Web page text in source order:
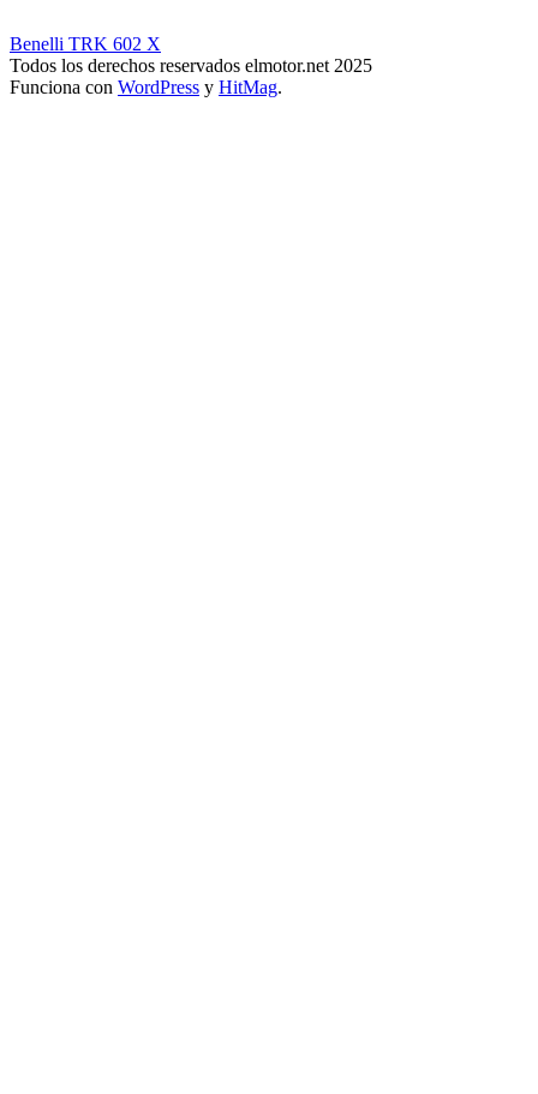
Benelli TRK 602 X
Todos los derechos reservados elmotor.net 2025
Funciona con WordPress y HitMag.